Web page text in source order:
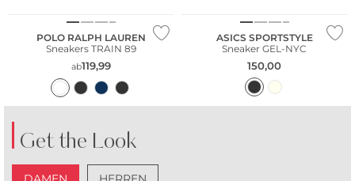
POLO RALPH LAUREN
Sneakers TRAIN 89
ab119,99
ASICS SPORTSTYLE
Sneaker GEL-NYC
150,00
Get the Look